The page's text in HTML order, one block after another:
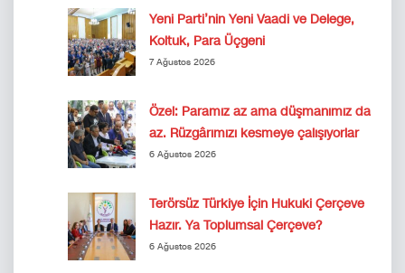
Yeni Parti’nin Yeni Vaadi ve Delege,
Koltuk, Para Üçgeni
7 Ağustos 2026
Özel: Paramız az ama düşmanımız da
az. Rüzgârımızı kesmeye çalışıyorlar
6 Ağustos 2026
Terörsüz Türkiye İçin Hukuki Çerçeve
Hazır. Ya Toplumsal Çerçeve?
6 Ağustos 2026